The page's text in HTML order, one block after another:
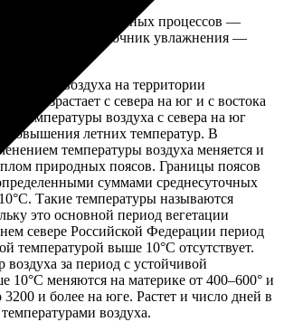
энергии для почвенных процессов —
а основной источник увлажнения —
воздуха на территории
возрастает с севера на юг и с востока
температуры воздуха с севера на юг
повышения летних температур. В
температуры воздуха меняется и
природных поясов. Границы поясов
суммами среднесуточных
Такие температуры называются
это основной период вегетации
севере Российской Федерации период
температурой выше 10°С отсутствует.
за период с устойчивой
10°С меняются на материке от 400–600° и
3200 и более на юге. Растет и число дней в
воздуха.